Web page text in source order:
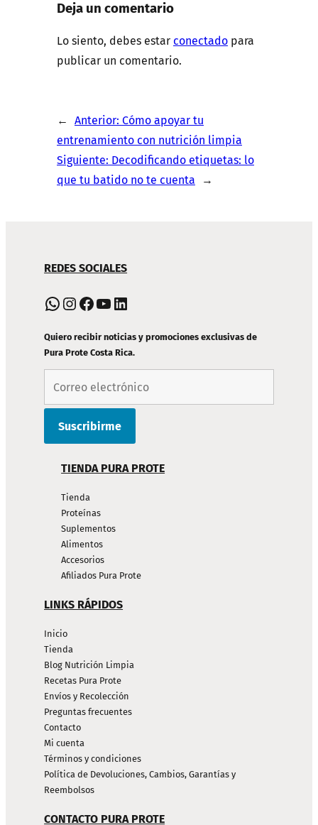
Deja un comentario
Lo siento, debes estar conectado para
publicar un comentario.
← Anterior: Cómo apoyar tu
entrenamiento con nutrición limpia
Siguiente: Decodificando etiquetas: lo
que tu batido no te cuenta
→
DE
PIE
PÁGINA
REDES SOCIALES
WhatsApp Instagram Facebook YouTube LinkedIn
Quiero recibir noticias y promociones exclusivas de
Pura Prote Costa Rica.
TIENDA PURA PROTE
Tienda
Proteínas
Suplementos
Alimentos
Accesorios
Afiliados Pura Prote
LINKS RÁPIDOS
Inicio
Tienda
Blog Nutrición Limpia
Recetas Pura Prote
Envíos y Recolección
Preguntas frecuentes
Contacto
Mi cuenta
Términos y condiciones
Política de Devoluciones, Cambios, Garantías y
Reembolsos
CONTACTO PURA PROTE